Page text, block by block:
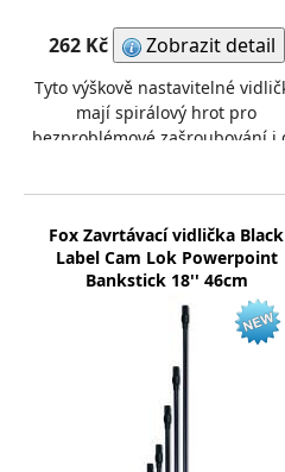
262 Kč Zobrazit detail
Tyto výškově nastavitelné
mají spirálový hrot pro
bezproblémové zašroubování i
Fox Zavrtávací vidlička Black
Label Cam Lok Powerpoint
Bankstick 18'' 46cm